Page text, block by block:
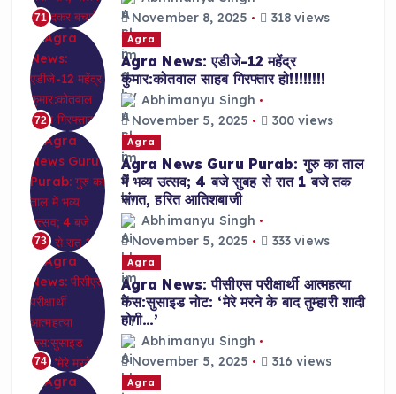
71
November 8, 2025
318 views
72
Agra
Agra News: एडीजे-12 महेंद्र
कुमार:कोतवाल साहब गिरफ्तार हो!!!!!!!!
Abhimanyu Singh
November 5, 2025
300 views
73
Agra
Agra News Guru Purab: गुरु का ताल
में भव्य उत्सव; 4 बजे सुबह से रात 1 बजे तक
संगत, हरित आतिशबाजी
Abhimanyu Singh
November 5, 2025
333 views
74
Agra
Agra News: पीसीएस परीक्षार्थी आत्महत्या
केस:सुसाइड नोट: ‘मेरे मरने के बाद तुम्हारी शादी
होगी…’
Abhimanyu Singh
November 5, 2025
316 views
Agra